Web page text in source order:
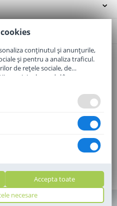
Jud. Bihor
drepturile rezervate
conținutul și anunțurile,
și pentru a analiza traficul.
de rețele sociale, de
cu privire la modul în care
combina cu alte informații
necesare
Accepta toate